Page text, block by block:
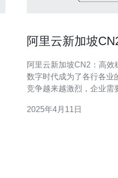
阿里云新加坡
阿里云新加坡CN2：高效稳定的
数字时代成为了各行各业
竞争越来越激烈，企业需
加坡CN2是阿里云在新加
2025年4月11日